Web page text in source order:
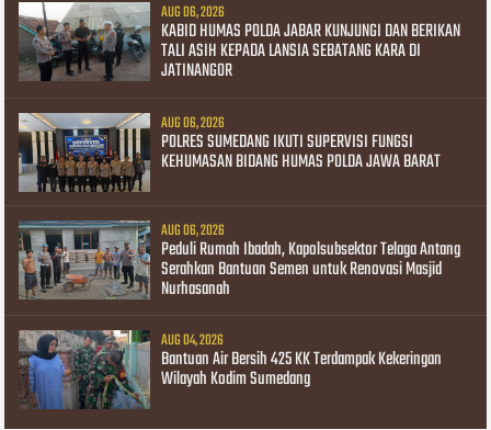
AUG 06, 2026
KABID HUMAS POLDA JABAR KUNJUNGI DAN BERIKAN
TALI ASIH KEPADA LANSIA SEBATANG KARA DI
JATINANGOR
AUG 06, 2026
POLRES SUMEDANG IKUTI SUPERVISI FUNGSI
KEHUMASAN BIDANG HUMAS POLDA JAWA BARAT
AUG 06, 2026
Peduli Rumah Ibadah, Kapolsubsektor Telaga Antang
Serahkan Bantuan Semen untuk Renovasi Masjid
Nurhasanah
AUG 04, 2026
Bantuan Air Bersih 425 KK Terdampak Kekeringan
Wilayah Kodim Sumedang